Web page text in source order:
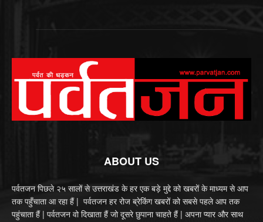
ABOUT US
पर्वतजन पिछले २५ सालों से उत्तराखंड के हर एक बड़े मुद्दे को खबरों के माध्यम से आप
तक पहुँचाता आ रहा हैं | पर्वतजन हर रोज ब्रेकिंग खबरों को सबसे पहले आप तक
पहुंचाता हैं | पर्वतजन वो दिखाता हैं जो दूसरे छुपाना चाहते हैं | अपना प्यार और साथ